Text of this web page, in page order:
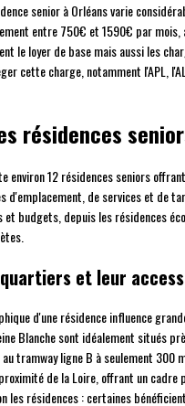
senior à Orléans varie
entre 750€ et 1590€ par mois,
le loyer de base mais aussi les
cette charge, notamment l'APL,
résidences
environ 12 résidences seniors
d'emplacement, de services et de
budgets, depuis les résidences
et leur
d'une résidence influence
Blanche sont idéalement situés
au tramway ligne B à seulement
de la Loire, offrant un
les résidences : certaines